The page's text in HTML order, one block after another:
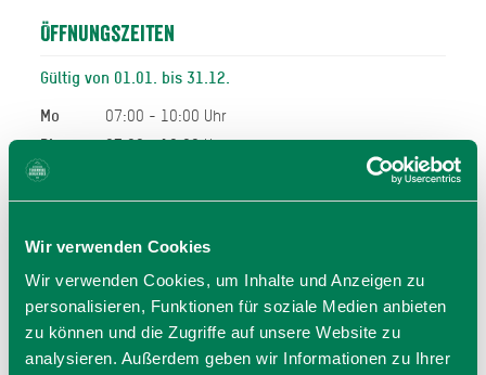
Wir verwenden Cookies
Wir verwenden Cookies, um Inhalte und Anzeigen zu
personalisieren, Funktionen für soziale Medien anbieten
zu können und die Zugriffe auf unsere Website zu
analysieren. Außerdem geben wir Informationen zu Ihrer
Öffnungszeiten
Gültig von 01.01. bis 31.12.
Mo
07:00 - 10:00 Uhr
Di
07:00 - 10:00 Uhr
Mi
Do
07:00 - 10:00 Uhr
So
07:00 - 10:30 Uhr
07:00 - 10:30 Uhr
Allgemeiner Hinweis: